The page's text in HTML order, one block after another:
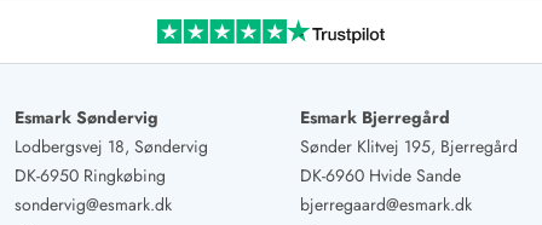
Esmark Søndervig
Lodbergsvej 18, Søndervig
DK-6950 Ringkøbing
sondervig@esmark.dk
Esmark Bjerregård
Sønder Klitvej 195, Bjerregård
DK-6960 Hvide Sande
bjerregaard@esmark.dk